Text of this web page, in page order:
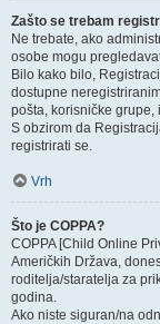
Zašto se trebam
Ne trebate, ako
osobe mogu
Bilo kako bilo,
dostupne
pošta, korisničke grupe,
S obzirom da
registrirati se.
Vrh
Što je COPPA?
COPPA [Child Online
Američkih Država,
roditelja/staratelja za
godina.
Ako niste siguran/na